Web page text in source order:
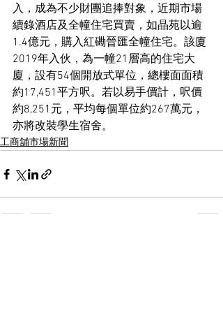
入，成為不少財團追捧對象，近期市場
續錄酒店及全幢住宅買賣，如晶苑以逾
1.4億元，購入紅磡晉匯全幢住宅。該廈
2019年入伙，為一幢21層高的住宅大
廈，設有54個開放式單位，總樓面面積
約17,451平方呎。若以易手價計，呎價
約8,251元，平均每個單位約267萬元，
亦將改裝學生宿舍。
工商舖市場新聞